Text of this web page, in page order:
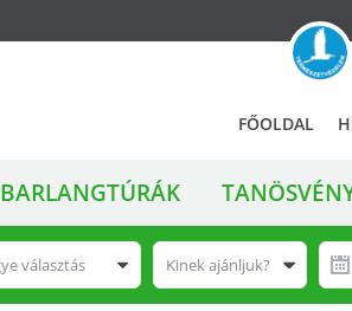
A
FŐMENÜ
FŐOLDAL
BARLANGTÚRÁK
választás Kinek ajánljuk?